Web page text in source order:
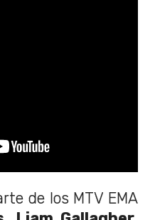
de los MTV EMA